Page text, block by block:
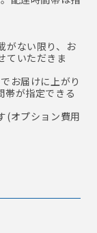
がない限り、お
ていただきま
お届けに上がり
帯が指定できる
(オプション費用